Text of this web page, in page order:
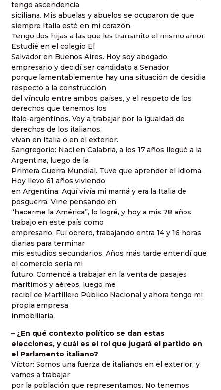
tengo ascendencia
siciliana. Mis abuelas y abuelos se ocuparon de que
siempre Italia esté en mi corazón.
Tengo dos hijas a las que les transmito el mismo amor.
Estudié en el colegio El
Salvador en Buenos Aires. Hoy soy abogado,
empresario y decidí ser candidato a Senador
porque lamentablemente hay una situación de desidia
respecto a la construcción
del vínculo entre ambos países, y el respeto de los
derechos que tenemos los
ítalo-argentinos. Voy a trabajar por la igualdad de
derechos de los italianos,
vivan en Italia o en el exterior.
Sangregorio: Nací en Calabria, a los 17 años llegué a la
Argentina, luego de la
Primera Guerra Mundial. Tuve que aprender el idioma.
Hoy llevo 61 años viviendo
en Argentina. Aquí vivía mi mamá y era la Italia de
posguerra. Vine pensando en
“hacerme la América”, lo logré, y hoy a mis 78 años
trabajo en este país como
empresario. Fui obrero, trabajando entra 14 y 16 horas
diarias para terminar
mis estudios secundarios. Años más tarde entendí que
el comercio sería mi
futuro. Comencé a trabajar en la venta de pasajes
marítimos y aéreos, luego me
recibí de Martillero Público Nacional y ahora tengo mi
propia empresa
inmobiliaria.
– ¿En qué contexto político se dan estas
elecciones, y cuál es el rol que jugará el partido en
el Parlamento italiano?
Víctor: Somos una fuerza de italianos en el exterior, y
vamos a trabajar
por la población que representamos. No tenemos